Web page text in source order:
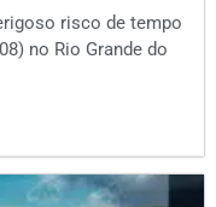
risco de tempo
no Rio Grande do